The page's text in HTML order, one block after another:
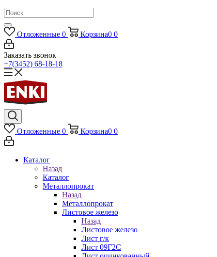
Отложенные 0 Корзина0 0
Заказать звонок
+7(3452) 68-18-18
Отложенные 0 Корзина0 0
Каталог
Назад
Каталог
Металлопрокат
Назад
Металлопрокат
Листовое железо
Назад
Листовое железо
Лист г/к
Лист 09Г2С